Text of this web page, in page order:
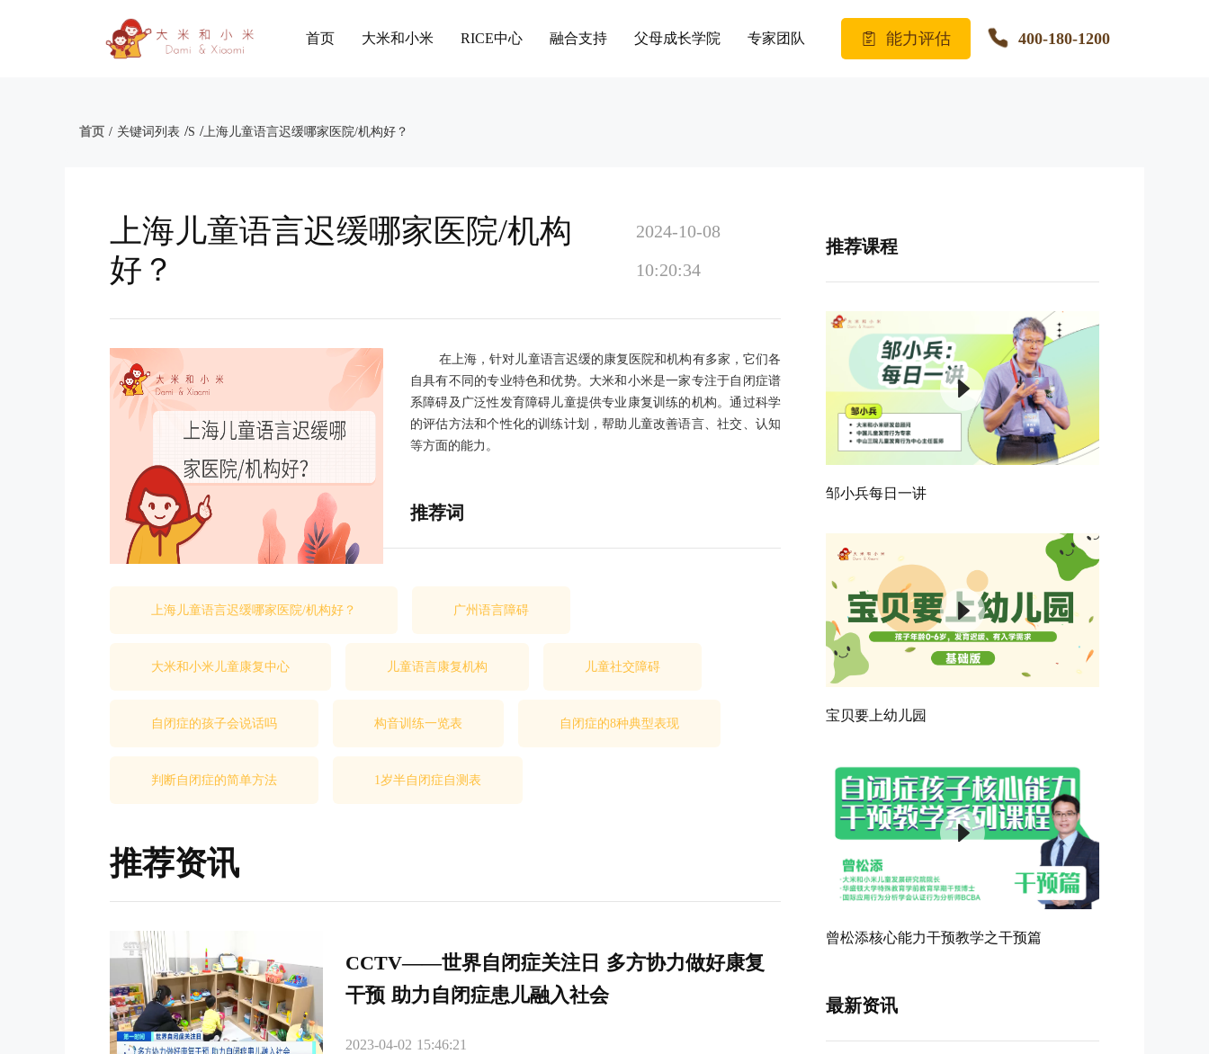
首页 大米和小米 RICE中心 融合支持 父母成长学院 专家团队 能力评估 400-180-1200
首页 / 关键词列表 /S /上海儿童语言迟缓哪家医院/机构好？
上海儿童语言迟缓哪家医院/机构
好？
2024-10-08
10:20:34
在上海，针对儿童语言迟缓的康复医院和机构有多家，它们各
自具有不同的专业特色和优势。大米和小米是一家专注于自闭症谱
系障碍及广泛性发育障碍儿童提供专业康复训练的机构。通过科学
的评估方法和个性化的训练计划，帮助儿童改善语言、社交、认知
等方面的能力。
推荐词
上海儿童语言迟缓哪家医院/机构好？ 广州语言障碍
大米和小米儿童康复中心 儿童语言康复机构 儿童社交障碍
自闭症的孩子会说话吗 构音训练一览表 自闭症的8种典型表现
判断自闭症的简单方法 1岁半自闭症自测表
推荐资讯
CCTV——世界自闭症关注日 多方协力做好康复
干预 助力自闭症患儿融入社会
2023-04-02 15:46:21
推荐课程
邹小兵每日一讲
宝贝要上幼儿园
曾松添核心能力干预教学之干预篇
最新资讯